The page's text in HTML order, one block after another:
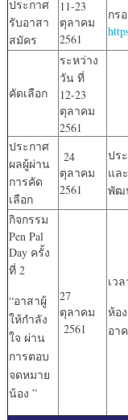
ประกาศ
รับอาสา
สมัคร
11-23
ตุลาคม
2561
กร
คัดเลือก
ระหว่าง
วัน ที่
12-23
ตุลาคม
2561
ประกาศ
ผลผู้ผ่าน
การคัด
เลือก
24
ตุลาคม
2561
ปร
แล
พัฒ
กิจกรรม
Pen Pal
Day ครั้ง
ที่ 2
“อาสาผู้
ให้กำลัง
ใจ ผ่าน
การตอบ
จดหมาย
น้อง ”
27
ตุลาคม
2561
เว
ห้อ
อา